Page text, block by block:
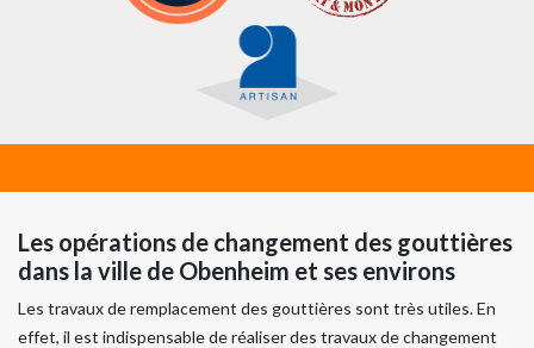
Les opérations de changement des gouttières
dans la ville de Obenheim et ses environs
Les travaux de remplacement des gouttières sont très utiles. En
effet, il est indispensable de réaliser des travaux de changement